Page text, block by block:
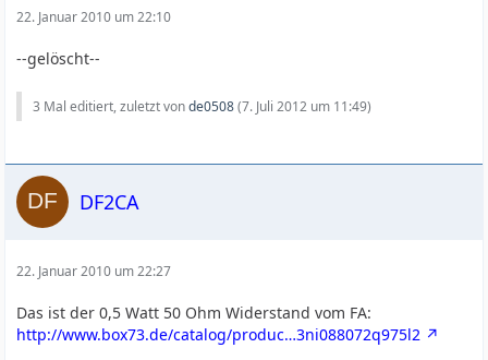
22. Januar 2010 um 22:10
--gelöscht--
3 Mal editiert, zuletzt vonde0508(7. Juli 2012 um 11:49)
DF2CA
22. Januar 2010 um 22:27
Das ist der 0,5 Watt 50 Ohm Widerstand vom FA:
http://www.box73.de/catalog/produc…3ni088072q975l2